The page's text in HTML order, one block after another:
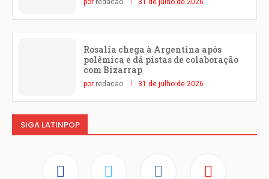
por redacao 31 de julho de 2026
Rosalía chega à Argentina após
polêmica e dá pistas de colaboração
com Bizarrap
por redacao 31 de julho de 2026
SIGA LATINPOP